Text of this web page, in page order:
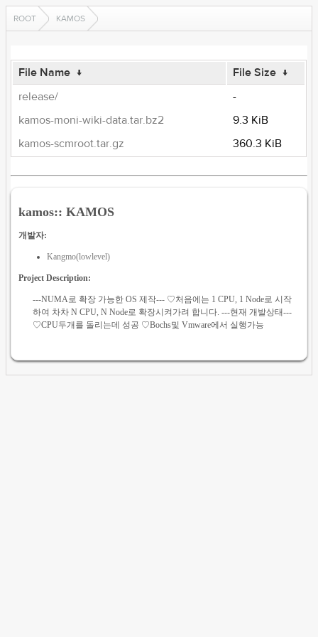
ROOT KAMOS
File Name ↓ File Size ↓
release/
-
kamos-moni-wiki-data.tar.bz2
9.3 KiB
kamos-scmroot.tar.gz
360.3 KiB
kamos:: KAMOS
개발자:
Kangmo(lowlevel)
Project Description:
---NUMA로 확장 가능한 OS 제작--- ♡처음에는 1 CPU, 1 Node로 시작
하여 차차 N CPU, N Node로 확장시켜가려 합니다. ---현재 개발상태---
♡CPU두개를 돌리는데 성공 ♡Bochs및 Vmware에서 실행가능